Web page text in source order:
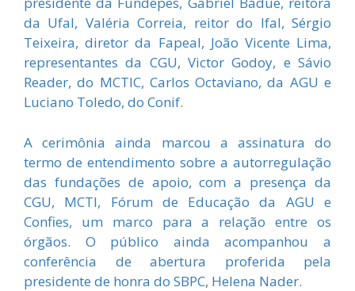
da Ufal, Valéria Correia, reitor do Ifal, Sérgio
Teixeira, diretor da Fapeal, João Vicente Lima,
representantes da CGU, Victor Godoy, e Sávio
Reader, do MCTIC, Carlos Octaviano, da AGU e
Luciano Toledo, do Conif.
A cerimônia ainda marcou a assinatura do
termo de entendimento sobre a autorregulação
das fundações de apoio, com a presença da
CGU, MCTI, Fórum de Educação da AGU e
Confies, um marco para a relação entre os
órgãos. O público ainda acompanhou a
conferência de abertura proferida pela
presidente de honra do SBPC, Helena Nader.